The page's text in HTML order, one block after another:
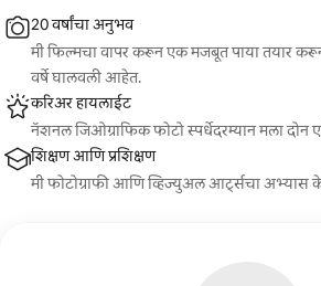
20 वर्षांचा अनुभव
मी फिल्मचा वापर करून एक मजबूत पाया तयार
वर्षे घालवली आहेत.
करिअर हायलाईट
नॅशनल जिओग्राफिक फोटो स्पर्धेदरम्यान मला दोन
शिक्षण आणि प्रशिक्षण
मी फोटोग्राफी आणि व्हिज्युअल आर्ट्सचा अभ्यास